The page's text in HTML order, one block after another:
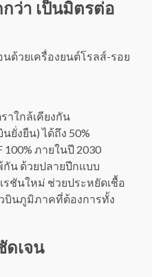
ว่า เป็นมิตรต่อ
นด้วยเครื่องยนต์โรลส์-รอย
าใกล้เคียงกัน
นยั่งยืน) ได้ถึง 50%
100% ภายในปี 2030
กัน ด้วยปลายปีกแบบ
รชันใหม่ ช่วยประหยัดเชื้อ
วบินภูมิภาคที่ต้องการทั้ง
ดเจน